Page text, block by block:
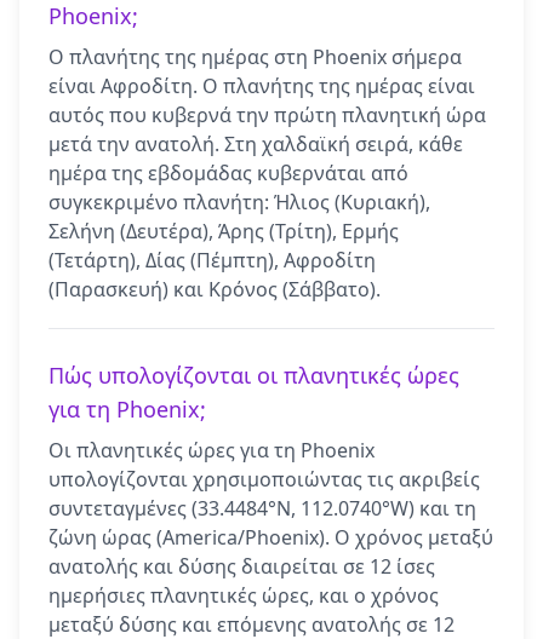
Phoenix;
Ο πλανήτης της ημέρας στη Phoenix σήμερα
είναι Αφροδίτη. Ο πλανήτης της ημέρας είναι
αυτός που κυβερνά την πρώτη πλανητική ώρα
μετά την ανατολή. Στη χαλδαϊκή σειρά, κάθε
ημέρα της εβδομάδας κυβερνάται από
συγκεκριμένο πλανήτη: Ήλιος (Κυριακή),
Σελήνη (Δευτέρα), Άρης (Τρίτη), Ερμής
(Τετάρτη), Δίας (Πέμπτη), Αφροδίτη
(Παρασκευή) και Κρόνος (Σάββατο).
Πώς υπολογίζονται οι πλανητικές ώρες
για τη Phoenix;
Οι πλανητικές ώρες για τη Phoenix
υπολογίζονται χρησιμοποιώντας τις ακριβείς
συντεταγμένες (33.4484°N, 112.0740°W) και τη
ζώνη ώρας (America/Phoenix). Ο χρόνος μεταξύ
ανατολής και δύσης διαιρείται σε 12 ίσες
ημερήσιες πλανητικές ώρες, και ο χρόνος
μεταξύ δύσης και επόμενης ανατολής σε 12